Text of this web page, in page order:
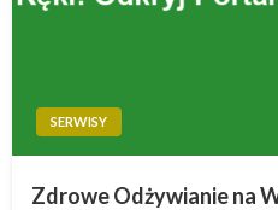
SERWISY
Zdrowe Odżywianie na